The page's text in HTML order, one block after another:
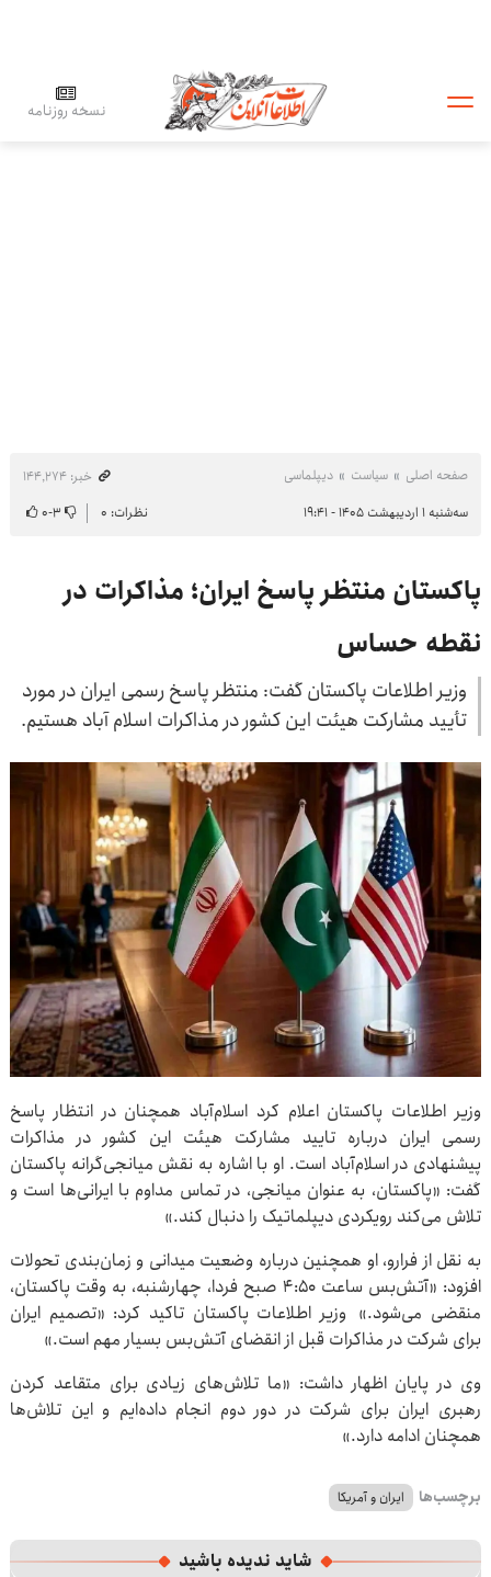
نسخه روزنامه
صفحه اصلی سیاست دیپلماسی
خبر: ۱۴۴٬۲۷۴
سه‌شنبه ۱ اردیبهشت ۱۴۰۵ - ۱۹:۴۱
نظرات: ۰ ۳-۰
پاکستان منتظر پاسخ ایران؛ مذاکرات در
نقطه حساس
وزیر اطلاعات پاکستان گفت: منتظر پاسخ رسمی ایران در مورد
تأیید مشارکت هیئت این کشور در مذاکرات اسلام آباد هستیم.
وزیر اطلاعات پاکستان اعلام کرد اسلام‌آباد همچنان در انتظار پاسخ
رسمی ایران درباره تایید مشارکت هیئت این کشور در مذاکرات
پیشنهادی در اسلام‌آباد است. او با اشاره به نقش میانجی‌گرانه پاکستان
گفت: «پاکستان، به عنوان میانجی، در تماس مداوم با ایرانی‌ها است و
تلاش می‌کند رویکردی دیپلماتیک را دنبال کند.»
به نقل از فرارو، او همچنین درباره وضعیت میدانی و زمان‌بندی تحولات
افزود: «آتش‌بس ساعت ۴:۵۰ صبح فردا، چهارشنبه، به وقت پاکستان،
منقضی می‌شود.» وزیر اطلاعات پاکستان تاکید کرد: «تصمیم ایران
برای شرکت در مذاکرات قبل از انقضای آتش‌بس بسیار مهم است.»
وی در پایان اظهار داشت: «ما تلاش‌های زیادی برای متقاعد کردن
رهبری ایران برای شرکت در دور دوم انجام داده‌ایم و این تلاش‌ها
همچنان ادامه دارد.»
برچسب‌ها ایران و آمریکا
شاید ندیده باشید